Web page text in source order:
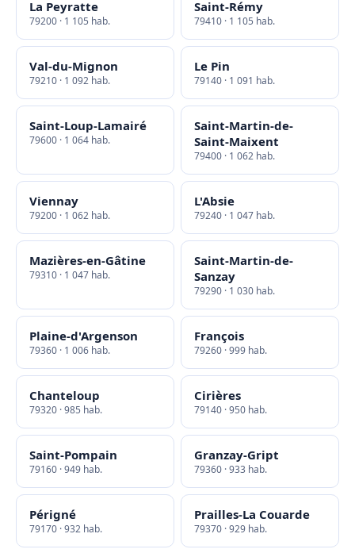
La Peyratte
79200 · 1 105 hab.
Saint-Rémy
79410 · 1 105 hab.
Val-du-Mignon
79210 · 1 092 hab.
Le Pin
79140 · 1 091 hab.
Saint-Loup-Lamairé
79600 · 1 064 hab.
Saint-Martin-de-
Saint-Maixent
79400 · 1 062 hab.
Viennay
79200 · 1 062 hab.
L'Absie
79240 · 1 047 hab.
Mazières-en-Gâtine
79310 · 1 047 hab.
Saint-Martin-de-
Sanzay
79290 · 1 030 hab.
Plaine-d'Argenson
79360 · 1 006 hab.
François
79260 · 999 hab.
Chanteloup
79320 · 985 hab.
Cirières
79140 · 950 hab.
Saint-Pompain
79160 · 949 hab.
Granzay-Gript
79360 · 933 hab.
Périgné
79170 · 932 hab.
Prailles-La Couarde
79370 · 929 hab.